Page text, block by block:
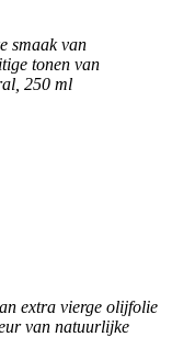
smaak van
tonen van
250 ml
extra vierge olijfolie
van natuurlijke